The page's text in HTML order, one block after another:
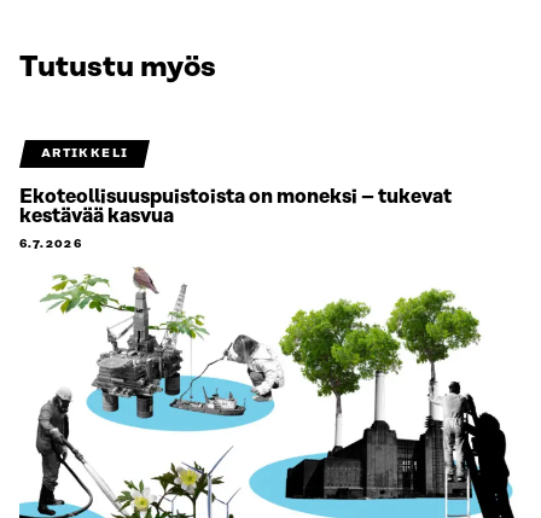
Tutustu myös
ARTIKKELI
Ekoteollisuuspuistoista on moneksi – tukevat
kestävää kasvua
6.7.2026